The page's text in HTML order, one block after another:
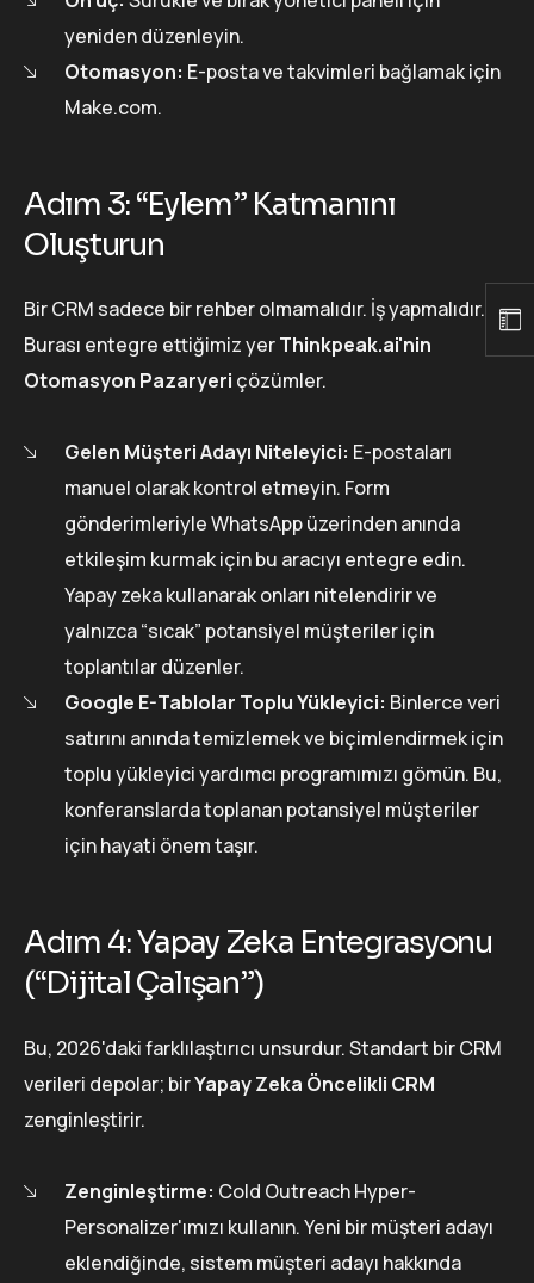
yeniden düzenleyin.
Otomasyon: E-posta ve takvimleri bağlamak için
Make.com.
Adım 3: “Eylem” Katmanını
Oluşturun
Bir CRM sadece bir rehber olmamalıdır. İş yapmalıdır.
Burası entegre ettiğimiz yerThinkpeak.ai'nin
Otomasyon Pazaryeri çözümler.
Gelen Müşteri Adayı Niteleyici: E-postaları
manuel olarak kontrol etmeyin. Form
gönderimleriyle WhatsApp üzerinden anında
etkileşim kurmak için bu aracıyı entegre edin.
Yapay zeka kullanarak onları nitelendirir ve
yalnızca “sıcak” potansiyel müşteriler için
toplantılar düzenler.
Google E-Tablolar Toplu Yükleyici: Binlerce veri
satırını anında temizlemek ve biçimlendirmek için
toplu yükleyici yardımcı programımızı gömün. Bu,
konferanslarda toplanan potansiyel müşteriler
için hayati önem taşır.
Adım 4: Yapay Zeka Entegrasyonu
(“Dijital Çalışan”)
Bu, 2026'daki farklılaştırıcı unsurdur. Standart bir CRM
verileri depolar; birYapay Zeka Öncelikli CRM
zenginleştirir.
Zenginleştirme: Cold Outreach Hyper-
Personalizer'ımızı kullanın. Yeni bir müşteri adayı
eklendiğinde, sistem müşteri adayı hakkında